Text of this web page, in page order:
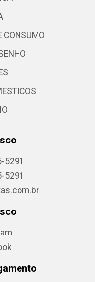
CONSUMO
5291
5291